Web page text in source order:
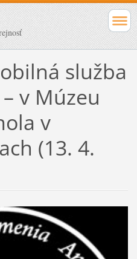
služba
v Múzeu
v
(13. 4.